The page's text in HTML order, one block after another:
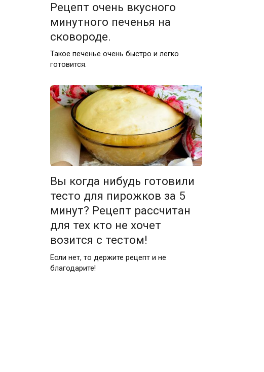
Рецепт очень вкусного
минутного печенья на
сковороде.
Такое печенье очень быстро и легко
готовится.
Вы когда нибудь готовили
тесто для пирожков за 5
минут? Рецепт рассчитан
для тех кто не хочет
возится с тестом!
Если нет, то держите рецепт и не
благодарите!